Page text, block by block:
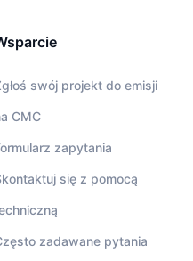
swój projekt do emisji
CMC
zapytania
się z pomocą
zadawane pytania